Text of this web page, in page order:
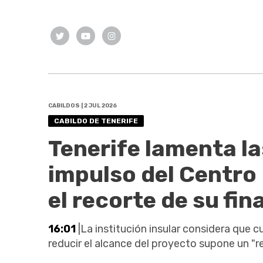
CABILDOS | 2 JUL 2026
CABILDO DE TENERIFE
Tenerife lamenta
impulso del
el recorte de su
16:01 |La institución insular considera que
reducir el alcance del proyecto supone un